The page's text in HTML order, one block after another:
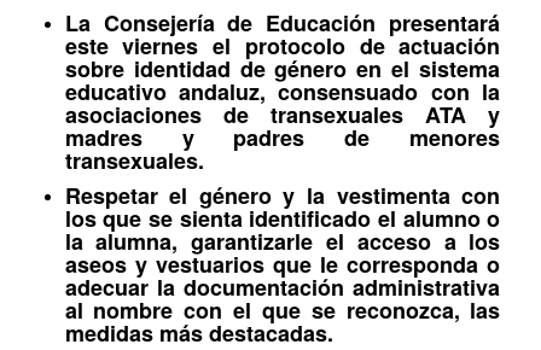
La Consejería de Educación presentará
este viernes el protocolo de actuación
sobre identidad de género en el sistema
educativo andaluz, consensuado con la
asociaciones de transexuales ATA y
madres y padres de menores
transexuales.
Respetar el género y la vestimenta con
los que se sienta identificado el alumno o
la alumna, garantizarle el acceso a los
aseos y vestuarios que le corresponda o
adecuar la documentación administrativa
al nombre con el que se reconozca, las
medidas más destacadas.